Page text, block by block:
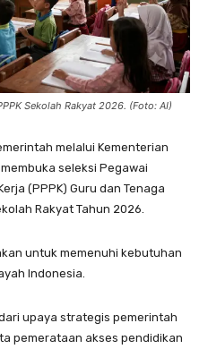
Sekolah Rakyat 2026. (Foto: AI)
melalui Kementerian
seleksi Pegawai
(PPPK) Guru dan Tenaga
Rakyat Tahun 2026.
untuk memenuhi kebutuhan
Indonesia.
upaya strategis pemerintah
pemerataan akses pendidikan